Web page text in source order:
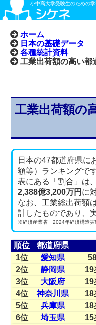
小中高大学受験生のための学
ホーム
日本の基礎データ
各種統計資料
工業出荷額の高い都
工業出荷額の
日本の47都道府県に
額等）ランキングです
表にある「割合」は
2,388億3,200万円 に
なお、工業総出荷額
計したものであり、
※経済産業省 2024年経済構造実
順位 都道府県
1位
愛知県
2位
静岡県 19
3位
大阪府 19
4位
神奈川県 18
5位
兵庫県 18
6位
埼玉県 15